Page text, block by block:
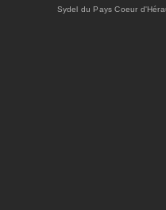
Sydel du Pays Coeur